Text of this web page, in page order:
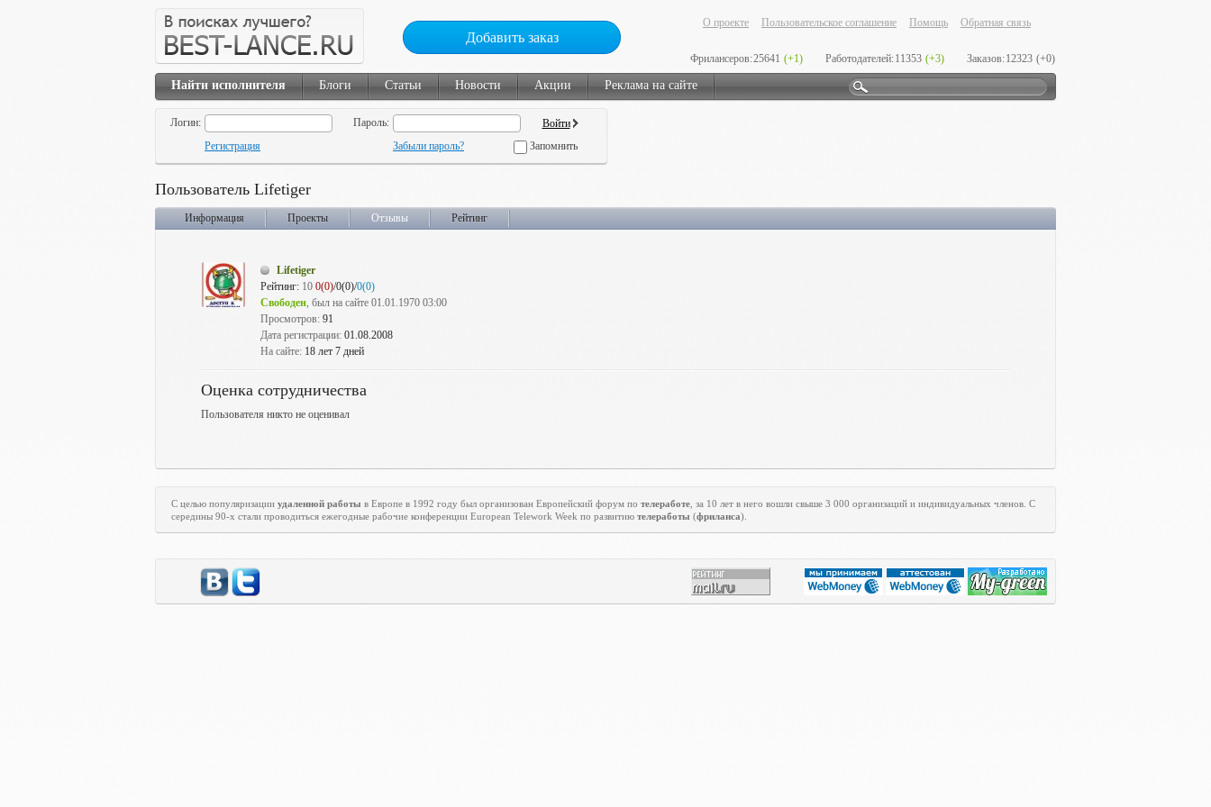
Добавить заказ
О проекте Пользовательское соглашение Помощь Обратная связь
Фрилансеров:25641 (+1) Работодателей:11353 (+3) Заказов:12323 (+0)
Найти исполнителя Блоги Статьи Новости Акции Реклама на сайте
Логин:
Пароль:
Регистрация
Забыли пароль? Запомнить
Пользователь Lifetiger
Информация Проекты Отзывы Рейтинг
Lifetiger
Рейтинг: 10 0(0)/0(0)/0(0)
Свободен, был на сайте 01.01.1970 03:00
Просмотров: 91
Дата регистрации: 01.08.2008
На сайте: 18 лет 7 дней
Оценка сотрудничества
Пользователя никто не оценивал
С целью популяризации удаленной работы в Европе в 1992 году был организован Европейский форум по телеработе , за 10 лет в него вошли свыше 3 000 организаций и индивидуальных членов. С
середины 90-х стали проводиться ежегодные рабочие конференции European Telework Week по развитию телеработы (фриланса).